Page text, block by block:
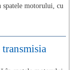
spatele motorului, cu